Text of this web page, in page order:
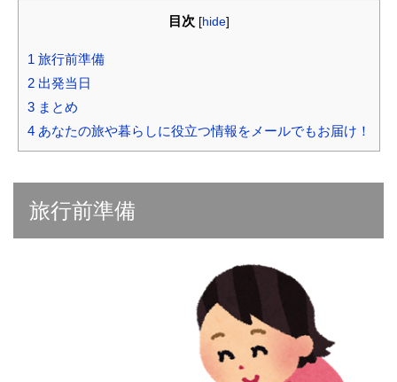
目次 [hide]
1 旅行前準備
2出発当日
3まとめ
4あなたの旅や暮らしに役立つ情報をメールでもお届け！
旅行前準備